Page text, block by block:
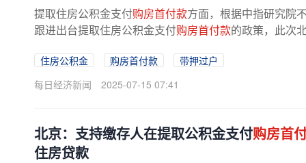
提取住房公积金支付购房首付款方面，根据中指研究院
跟进出台提取住房公积金支付购房首付款的政策，此次
住房公积金 购房首付款
带押过户
每日经济新闻
2025-07-15 07:41
北京：支持缴存人在提取公积金支付购房首
住房贷款